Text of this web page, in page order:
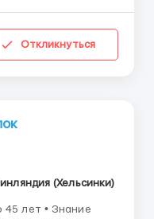
Откликнуться
(Хельсинки)